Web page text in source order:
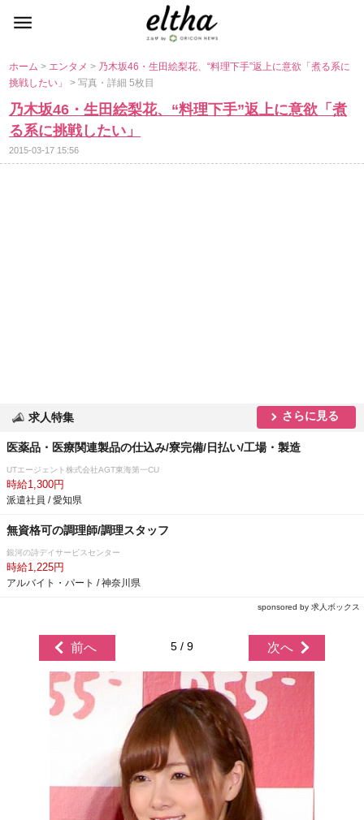
ホーム> エンタメ> 乃木坂46・生田絵梨花、“料理下手”返上に意欲「煮る系に
挑戦したい」> 写真・詳細 5枚目
乃木坂46・生田絵梨花、“料理下手”返上に意欲「煮
る系に挑戦したい」
2015-03-17 15:56
求人特集 さらに見る
医薬品・医療関連製品の仕込み/寮完備/日払い/工場・製造
UTエージェント株式会社AGT東海第一CU
時給1,300円
派遣社員 / 愛知県
無資格可の調理師/調理スタッフ
銀河の詩デイサービスセンター
時給1,225円
アルバイト・パート / 神奈川県
sponsored by 求人ボックス
前へ 5 / 9 次へ